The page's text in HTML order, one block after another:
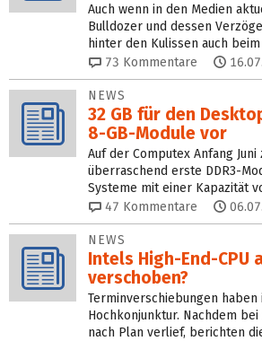
Auch wenn in den Medien
Bulldozer und dessen
hinter den Kulissen auch
73 Kommentare
NEWS
32 GB für den
8-GB-Module vor
Auf der Computex Anfang
überraschend erste DDR3-
Systeme mit einer Kapazität
47 Kommentare
NEWS
Intels High-End-CPU
verschoben?
Terminverschiebungen
Hochkonjunktur. Nachdem
nach Plan verlief, berichten